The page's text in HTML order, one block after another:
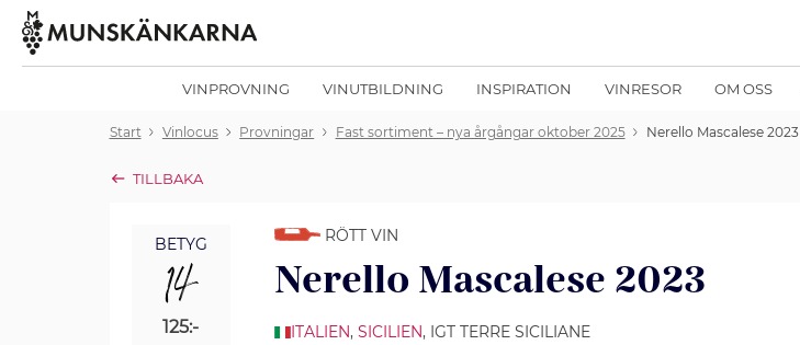
VINPROVNING VINUTBILDNING INSPIRATION VINRESOR OM OSS
Start Vinlocus Provningar Fast sortiment – nya årgångar oktober 2025 Nerello Mascalese 2023
TILLBAKA
BETYG
14
125:-
RÖTT VIN
Nerello Mascalese 2023
ITALIEN,SICILIEN, IGT TERRE SICILIANE